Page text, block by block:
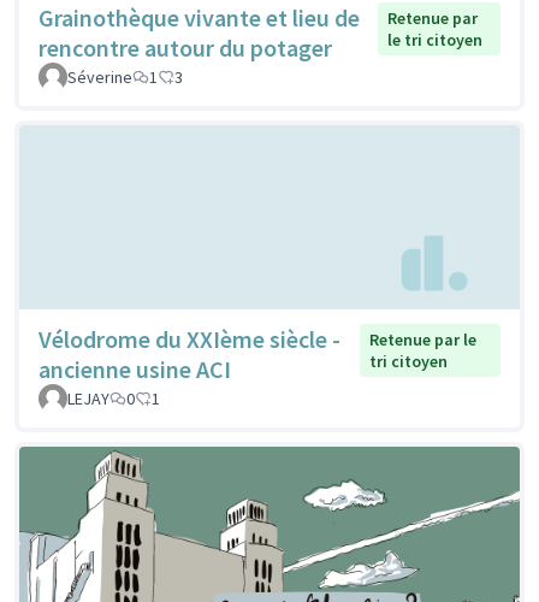
Grainothèque vivante et lieu de
rencontre autour du potager
Retenue par
le tri citoyen
Séverine
1 3
Vélodrome du XXIème siècle -
ancienne usine ACI
Retenue par le
tri citoyen
LEJAY
0 1